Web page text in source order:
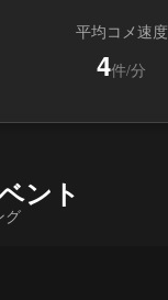
平均コメ速度
4件/分
ント
グ